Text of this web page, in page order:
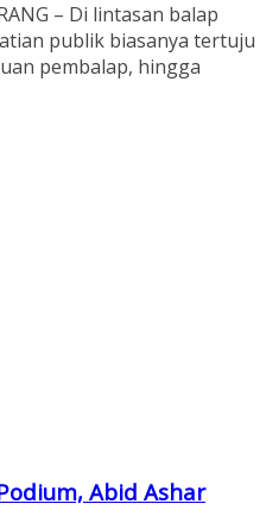
– Di lintasan balap
publik biasanya tertuju
pembalap, hingga
Abid Ashar